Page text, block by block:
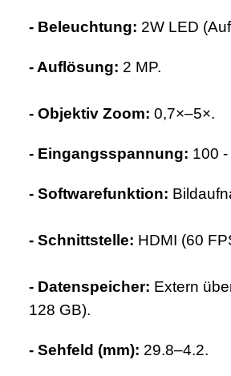
- Beleuchtung: 2W LED
- Auflösung: 2 MP.
- Objektiv Zoom: 0,7×–5×.
- Eingangsspannung: 100 -
- Softwarefunktion:
- Schnittstelle: HDMI (60
- Datenspeicher: Extern
128 GB).
- Sehfeld (mm): 29.8–4.2.